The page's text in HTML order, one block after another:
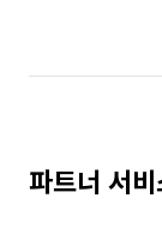
같은 가격에서 높
아닌 공동 운영
소화하지 않고 한
파트너 서